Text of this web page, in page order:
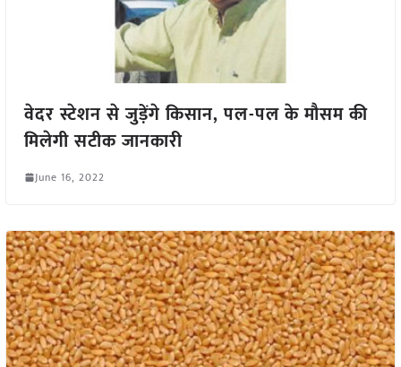
वेदर स्टेशन से जुड़ेंगे किसान, पल-पल के मौसम की
मिलेगी सटीक जानकारी
June 16, 2022